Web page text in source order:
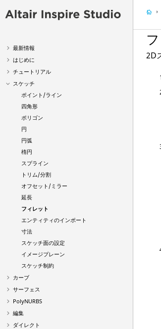
最新情報
はじめに
チュートリアル
スケッチ
ポイント/ライン
四角形
ポリゴン
円
円弧
楕円
スプライン
トリム/分割
オフセット/ミラー
延長
フィレット
エンティティのインポート
寸法
スケッチ面の設定
イメージプレーン
スケッチ制約
カーブ
サーフェス
PolyNURBS
編集
ダイレクト
2D